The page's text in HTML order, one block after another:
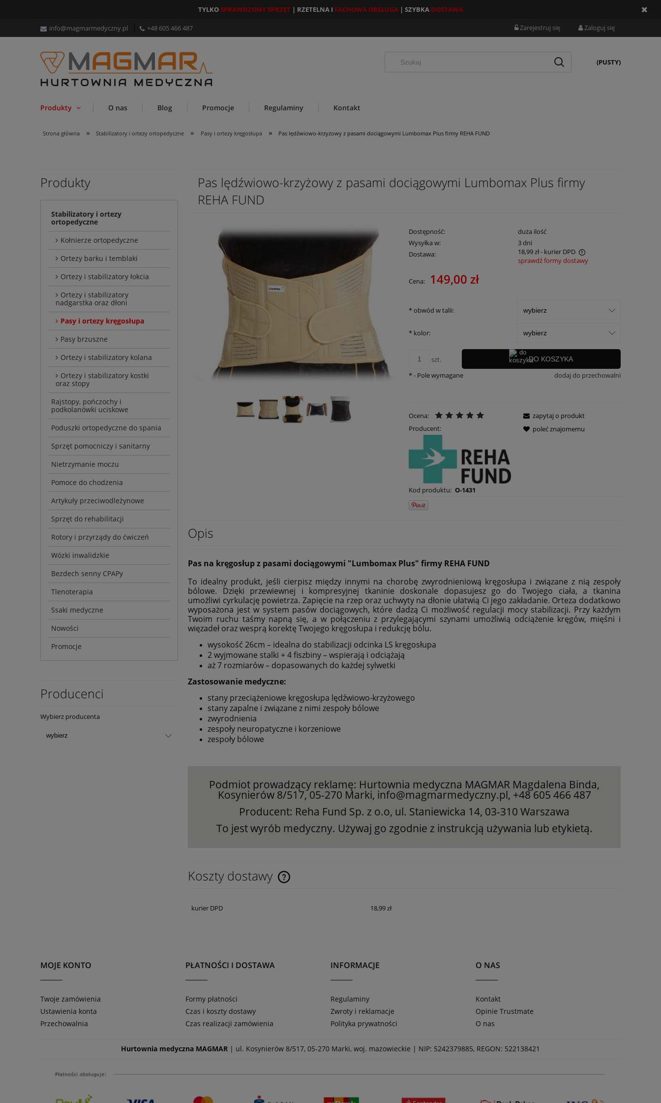
TYLKOSPRAWDZONY SPRZĘT| RZETELNA I FACHOWA OBSŁUGA| SZYBKA DOSTAWA
info@magmarmedyczny.pl +48 605 466 487 Zarejestruj się Zaloguj się
(PUSTY)
Produkty O nas Blog Promocje Regulaminy Kontakt
Strona główna » Stabilizatory i ortezy ortopedyczne » Pasy i ortezy kręgosłupa » Pas lędźwiowo-krzyżowy z pasami dociągowymi Lumbomax Plus firmy REHA FUND
Produkty
Stabilizatory i ortezy
ortopedyczne
Kołnierze ortopedyczne
Ortezy barku i temblaki
Ortezy i stabilizatory łokcia
Ortezy i stabilizatory
nadgarstka oraz dłoni
Pasy i ortezy kręgosłupa
Pasy brzuszne
Ortezy i stabilizatory kolana
Ortezy i stabilizatory kostki
oraz stopy
Rajstopy, pończochy i
podkolanówki uciskowe
Poduszki ortopedyczne do spania
Sprzęt pomocniczy i sanitarny
Nietrzymanie moczu
Pomoce do chodzenia
Artykuły przeciwodleżynowe
Sprzęt do rehabilitacji
Rotory i przyrządy do ćwiczeń
Wózki inwalidzkie
Bezdech senny CPAPy
Tlenoterapia
Ssaki medyczne
Nowości
Promocje
Producenci
Wybierz producenta
Pas lędźwiowo-krzyżowy z pasami dociągowymi Lumbomax Plus firmy
REHA FUND
Dostępność:
duża ilość
Wysyłka w:
3 dni
Dostawa:
18,99 zł- kurier DPD
Cena nie zawiera ewentualnych kosztów
płatności
sprawdź formy dostawy
Cena: 149,00 zł
*obwód w talii:
* kolor:
szt. DO KOSZYKA
dodaj do przechowalni
*- Pole wymagane
Ocena:
Producent:
Kod produktu: O-1431
zapytaj o produkt
poleć znajomemu
Opis
Pas na kręgosłup z pasami dociągowymi "Lumbomax Plus" firmy REHA FUND
To idealny produkt, jeśli cierpisz między innymi na chorobę zwyrodnieniową kręgosłupa i związane z nią zespoły
bólowe. Dzięki przewiewnej i kompresyjnej tkaninie doskonale dopasujesz go do Twojego ciała, a tkanina
umożliwi cyrkulację powietrza. Zapięcie na rzep oraz uchwyty na dłonie ułatwią Ci jego zakładanie. Orteza dodatkowo
wyposażona jest w system pasów dociągowych, które dadzą Ci możliwość regulacji mocy stabilizacji. Przy każdym
Twoim ruchu taśmy napną się, a w połączeniu z przylegającymi szynami umożliwią odciążenie kręgów, mięśni i
więzadeł oraz wesprą korektę Twojego kręgosłupa i redukcję bólu.
wysokość 26cm – idealna do stabilizacji odcinka LS kręgosłupa
2 wyjmowane stalki + 4 fiszbiny – wspierają i odciążają
aż 7 rozmiarów – dopasowanych do każdej sylwetki
Zastosowanie medyczne:
stany przeciążeniowe kręgosłupa lędźwiowo-krzyżowego
stany zapalne i związane z nimi zespoły bólowe
zwyrodnienia
zespoły neuropatyczne i korzeniowe
zespoły bólowe
Podmiot prowadzący reklamę: Hurtownia medyczna MAGMAR Magdalena Binda,
Kosynierów 8/517, 05-270 Marki, info@magmarmedyczny.pl, +48 605 466 487
Producent: Reha Fund Sp. z o.o, ul. Staniewicka 14, 03-310 Warszawa
To jest wyrób medyczny. Używaj go zgodnie z instrukcją używania lub etykietą.
Koszty dostawy
kurier DPD 18,99 zł
MOJE KONTO
Twoje zamówienia
Ustawienia konta
Przechowalnia
PŁATNOŚCI I DOSTAWA
Formy płatności
Czas i koszty dostawy
Czas realizacji zamówienia
INFORMACJE
Regulaminy
Zwroty i reklamacje
Polityka prywatności
O NAS
Kontakt
Opinie Trustmate
O nas
Hurtownia medyczna MAGMAR | ul. Kosynierów 8/517, 05-270 Marki, woj. mazowieckie | NIP: 5242379885, REGON: 522138421